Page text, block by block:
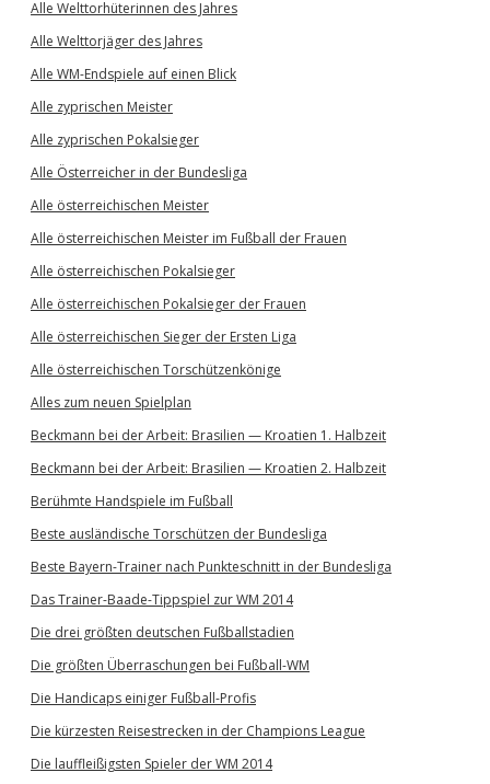
Alle Welttorhüterinnen des Jahres
Alle Welttorjäger des Jahres
Alle WM-Endspiele auf einen Blick
Alle zyprischen Meister
Alle zyprischen Pokalsieger
Alle Österreicher in der Bundesliga
Alle österreichischen Meister
Alle österreichischen Meister im Fußball der Frauen
Alle österreichischen Pokalsieger
Alle österreichischen Pokalsieger der Frauen
Alle österreichischen Sieger der Ersten Liga
Alle österreichischen Torschützenkönige
Alles zum neuen Spielplan
Beckmann bei der Arbeit: Brasilien — Kroatien 1. Halbzeit
Beckmann bei der Arbeit: Brasilien — Kroatien 2. Halbzeit
Berühmte Handspiele im Fußball
Beste ausländische Torschützen der Bundesliga
Beste Bayern-Trainer nach Punkteschnitt in der Bundesliga
Das Trainer-Baade-Tippspiel zur WM 2014
Die drei größten deutschen Fußballstadien
Die größten Überraschungen bei Fußball-WM
Die Handicaps einiger Fußball-Profis
Die kürzesten Reisestrecken in der Champions League
Die lauffleißigsten Spieler der WM 2014